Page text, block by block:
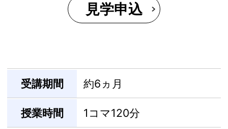
見学申込
受講期間 約6ヵ月
授業時間 1コマ120分